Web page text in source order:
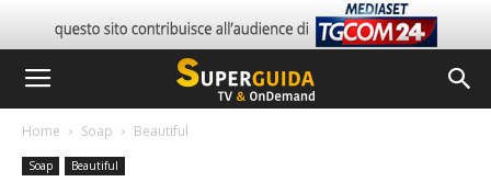
Home Soap Beautiful
Soap Beautiful